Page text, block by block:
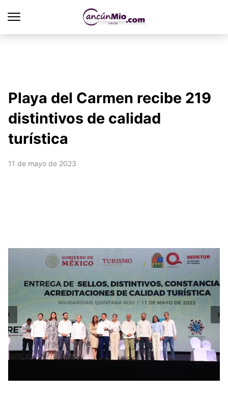
Playa del Carmen recibe 219
distintivos de calidad
turística
11 de mayo de 2023